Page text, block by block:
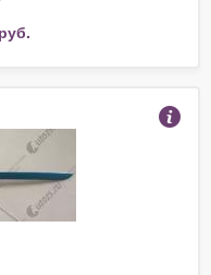
руб.